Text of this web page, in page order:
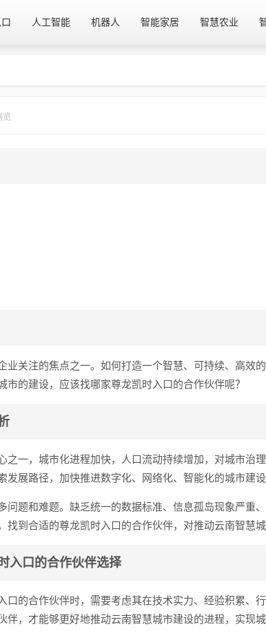
人工智能 机器人 智能家居 智慧农业
览
业关注的焦点之一。如何打造一个智慧、可持续、高效
的建设，应该找哪家尊龙凯时入口的合作伙伴呢？
之一，城市化进程加快，人口流动持续增加，对城市治
展路径，加快推进数字化、网络化、智能化的城市建设
问题和难题。缺乏统一的数据标准、信息孤岛现象严重
到合适的尊龙凯时入口的合作伙伴，对推动云南智慧城
入口的合作伙伴选择
的合作伙伴时，需要考虑其在技术实力、经验积累、
伴，才能够更好地推动云南智慧城市建设的进程，实现